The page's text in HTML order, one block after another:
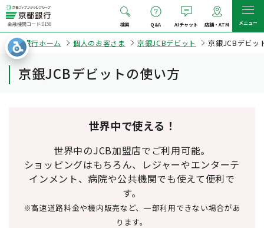
金融機関コード:0158 検索 Q&A AIチャット 店舗・ATM メニュー
京都銀行ホーム 個人のお客さま 京銀JCBデビット 京銀JCBデビッ
京銀JCBデビットの使い方
世界中で使える！
世界中のJCB加盟店でご利用可能。
ショッピングはもちろん、レジャーやエンターテ
インメント、病院や公共機関でも使えて便利で
す。
※高速道路料金や機内販売など、一部利用できない場合があ
ります。